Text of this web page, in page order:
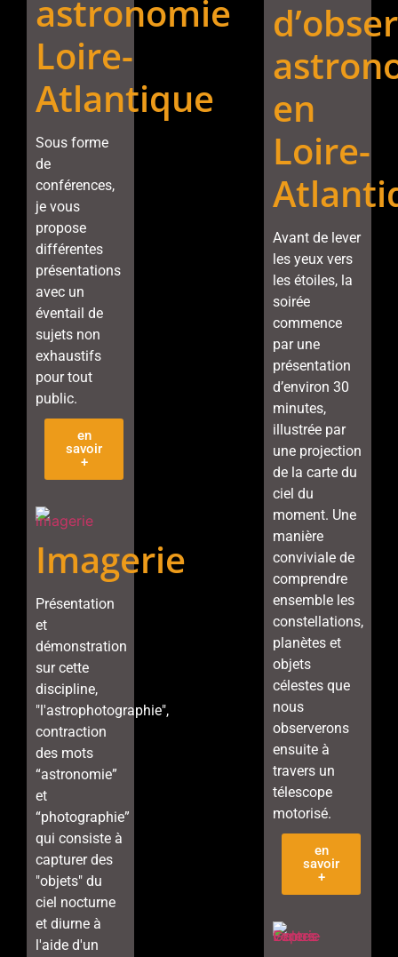
astronomie
Loire-
Atlantique
Sous forme
de
conférences,
je vous
propose
différentes
présentations
avec un
éventail de
sujets non
exhaustifs
pour tout
public.
en
savoir
+
Imagerie
Présentation
et
démonstration
sur cette
discipline,
"l'astrophotographie",
contraction
des mots
“astronomie”
et
“photographie”
qui consiste à
capturer des
"objets" du
ciel nocturne
et diurne à
l'aide d'un
en
Loire-
Avant de lever
les yeux vers
les étoiles, la
soirée
commence
par une
présentation
d’environ 30
minutes,
illustrée par
une projection
de la carte du
ciel du
moment. Une
manière
conviviale de
comprendre
ensemble les
constellations,
planètes et
objets
célestes que
nous
observerons
ensuite à
travers un
télescope
motorisé.
en
savoir
+